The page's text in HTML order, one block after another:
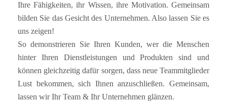
Ihre Fähigkeiten, ihr Wissen, ihre Motivation. Gemeinsam
bilden Sie das Gesicht des Unternehmen. Also lassen Sie es
uns zeigen!
So demonstrieren Sie Ihren Kunden, wer die Menschen
hinter Ihren Dienstleistungen und Produkten sind und
können gleichzeitig dafür sorgen, dass neue Teammitglieder
Lust bekommen, sich Ihnen anzuschließen. Gemeinsam,
lassen wir Ihr Team & Ihr Unternehmen glänzen.